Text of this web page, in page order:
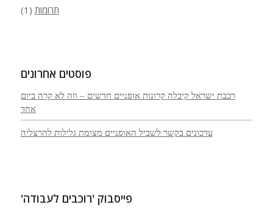
תרומות (1)
פוסטים אחרונים
רכבת ישראל קיבלה קרונות אופניים חדשים – וזה לא קרה ביום
אחד
עדכונים בקשר לשביל האופניים מצומת גלילות להרצליה
פייסבוק 'רוכבים לעבודה'